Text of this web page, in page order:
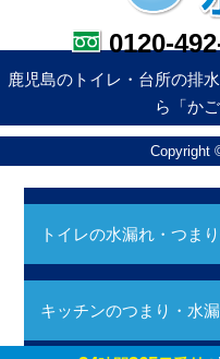
0120-
鹿児島のトイレ・台所の排
ら「か
Copyright
トイレの水漏れ・つま
キッチンのつまり・水